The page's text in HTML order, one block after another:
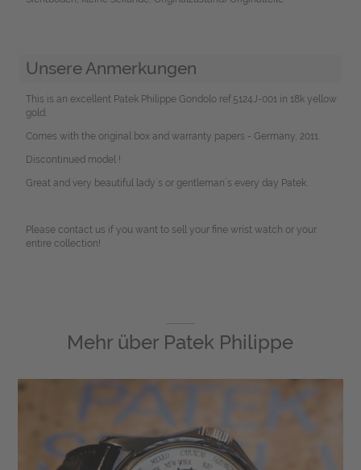
Unsere Anmerkungen
This is an excellent Patek Philippe Gondolo ref.5124J-001 in 18k yellow
gold.
Comes with the original box and warranty papers - Germany, 2011.
Discontinued model !
Great and very beautiful lady´s or gentleman´s every day Patek.
Please contact us if you want to sell your fine wrist watch or your
entire collection!
Mehr über Patek Philippe